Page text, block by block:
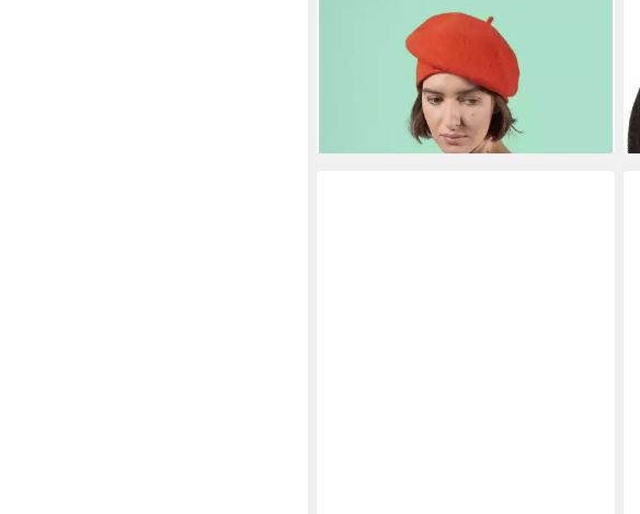
Walkmütze Stegbaske aus 100%
lieferbar - in 3-4 Werktagen bei dir
+16